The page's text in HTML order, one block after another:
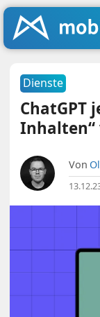
Dienste
ChatGPT
Inhalten“
Von